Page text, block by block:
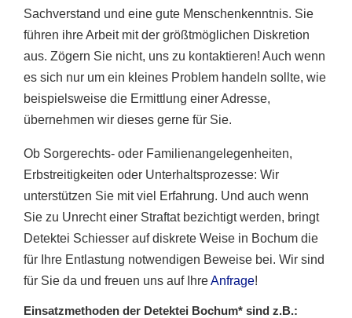
Sachverstand und eine gute Menschenkenntnis. Sie
führen ihre Arbeit mit der größtmöglichen Diskretion
aus. Zögern Sie nicht, uns zu kontaktieren! Auch wenn
es sich nur um ein kleines Problem handeln sollte, wie
beispielsweise die Ermittlung einer Adresse,
übernehmen wir dieses gerne für Sie.
Ob Sorgerechts- oder Familienangelegenheiten,
Erbstreitigkeiten oder Unterhaltsprozesse: Wir
unterstützen Sie mit viel Erfahrung. Und auch wenn
Sie zu Unrecht einer Straftat bezichtigt werden, bringt
Detektei Schiesser auf diskrete Weise in Bochum die
für Ihre Entlastung notwendigen Beweise bei. Wir sind
für Sie da und freuen uns auf IhreAnfrage!
Einsatzmethoden der Detektei Bochum* sind z.B.: